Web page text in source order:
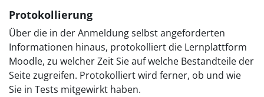
Protokollierung
Über die in der Anmeldung selbst angeforderten
Informationen hinaus, protokolliert die Lernplattform
Moodle, zu welcher Zeit Sie auf welche Bestandteile der
Seite zugreifen. Protokolliert wird ferner, ob und wie
Sie in Tests mitgewirkt haben.